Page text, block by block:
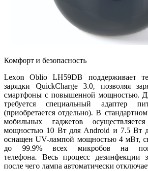
Комфорт и безопасность
Lexon Oblio LH59DB поддерживает
зарядки QuickCharge 3.0, позволяя
смартфоны с повышенной мощностью.
требуется специальный
(приобретается отдельно). В
мобильных гаджетов
мощностью 10 Вт для Android и 7.5 Вт
оснащен UV-лампой мощностью 4 мВт,
до 99.9% всех микробов на
телефона. Весь процесс дезинфекции
после чего лампа автоматически